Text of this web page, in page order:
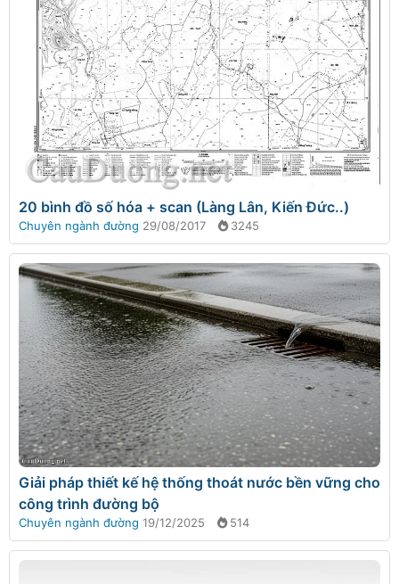
20 bình đồ số hóa + scan (Làng Lân, Kiến Đức..)
Chuyên ngành đường 29/08/2017 3245
Giải pháp thiết kế hệ thống thoát nước bền vững cho
công trình đường bộ
Chuyên ngành đường 19/12/2025 514